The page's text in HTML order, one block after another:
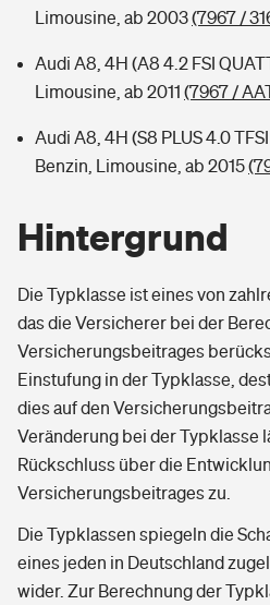
Limousine, ab 2003(7967 /
Audi A8, 4H (A8 4.2 FSI
Limousine, ab 2011 (7967 /
Audi A8, 4H (S8 PLUS 4.0
Benzin, Limousine, ab 2015
Hintergrund
Die Typklasse ist eines von
das die Versicherer bei der
Versicherungsbeitrages
Einstufung in der Typklasse,
dies auf den
Veränderung bei der Typklasse
Rückschluss über die
Versicherungsbeitrages zu.
Die Typklassen spiegeln die
eines jeden in Deutschland
wider. Zur Berechnung der